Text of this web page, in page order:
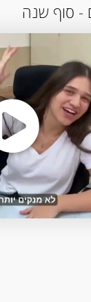
- סוף שנה